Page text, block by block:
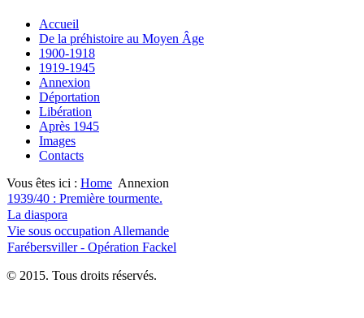
Accueil
De la préhistoire au Moyen Âge
1900-1918
1919-1945
Annexion
Déportation
Libération
Après 1945
Images
Contacts
Vous êtes ici : Home Annexion
1939/40 : Première tourmente.
La diaspora
Vie sous occupation Allemande
Farébersviller - Opération Fackel
© 2015. Tous droits réservés.